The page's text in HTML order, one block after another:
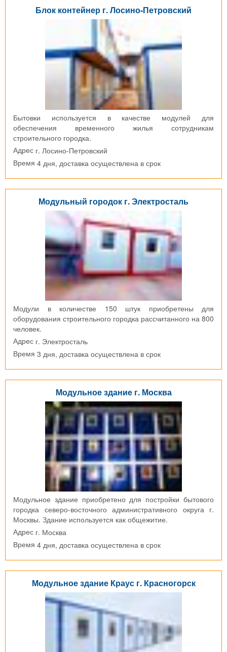
Блок контейнер г. Лосино-Петровский
Бытовки используется в качестве модулей для
обеспечения временного жилья сотрудникам
строительного городка.
Адрес г. Лосино-Петровский
Время 4 дня, доставка осуществлена в срок
Модульный городок г. Электросталь
Модули в количестве 150 штук приобретены для
оборудования строительного городка рассчитанного на 800
человек.
Адрес г. Электросталь
Время 3 дня, доставка осуществлена в срок
Модульное здание г. Москва
Модульное здание приобретено для постройки бытового
городка северо-восточного административного округа г.
Москвы. Здание используется как общежитие.
Адрес г. Москва
Время 4 дня, доставка осуществлена в срок
Модульное здание Краус г. Красногорск